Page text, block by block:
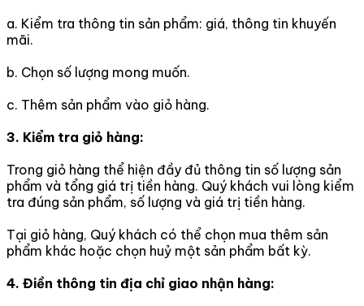
a. Kiểm tra thông tin sản phẩm: giá, thông tin khuyến
mãi.
b. Chọn số lượng mong muốn.
c. Thêm sản phẩm vào giỏ hàng.
3. Kiểm tra giỏ hàng:
Trong giỏ hàng thể hiện đầy đủ thông tin số lượng sản
phẩm và tổng giá trị tiền hàng. Quý khách vui lòng kiểm
tra đúng sản phẩm, số lượng và giá trị tiền hàng.
Tại giỏ hàng, Quý khách có thể chọn mua thêm sản
phẩm khác hoặc chọn huỷ một sản phẩm bất kỳ.
4. Điền thông tin địa chỉ giao nhận hàng: